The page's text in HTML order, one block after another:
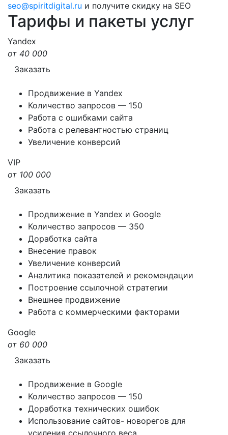
seo@spiritdigital.ru и получите скидку на SEO
Тарифы и пакеты услуг
Yandex
от 40 000
Заказать
Продвижение в Yandex
Количество запросов — 150
Работа с ошибками сайта
Работа с релевантностью страниц
Увеличение конверсий
VIP
от 100 000
Заказать
Продвижение в Yandex и Google
Количество запросов — 350
Доработка сайта
Внесение правок
Увеличение конверсий
Аналитика показателей и рекомендации
Построение ссылочной стратегии
Внешнее продвижение
Работа с коммерческими факторами
Google
от 60 000
Заказать
Продвижение в Google
Количество запросов — 150
Доработка технических ошибок
Использование сайтов- новорегов для
усиления ссылочного веса